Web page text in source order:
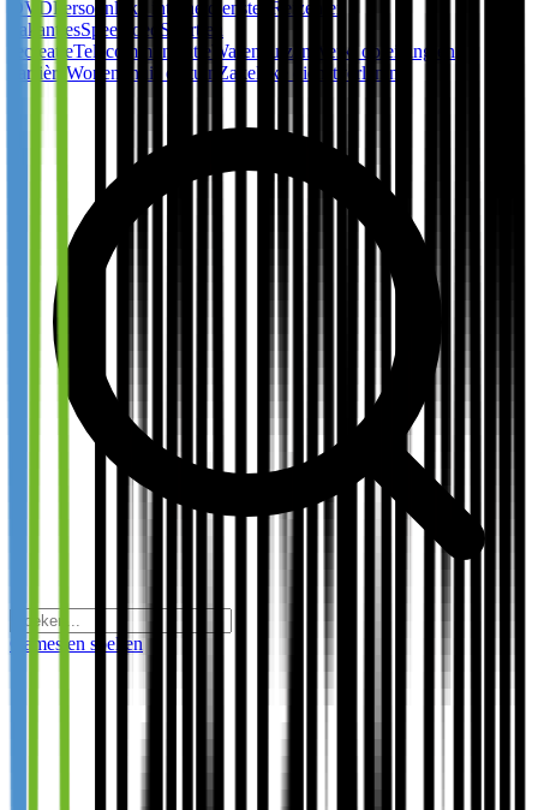
DVDPersoonlijke internetdiensten
Reizen en
vakantiesSpeelgoed Sport en
recreatieTelecommunicatie Warenhuizen
Werk, opleiding en
carrière Wonen, huis en tuin Zakelijke dienstverlening
Games en spellen